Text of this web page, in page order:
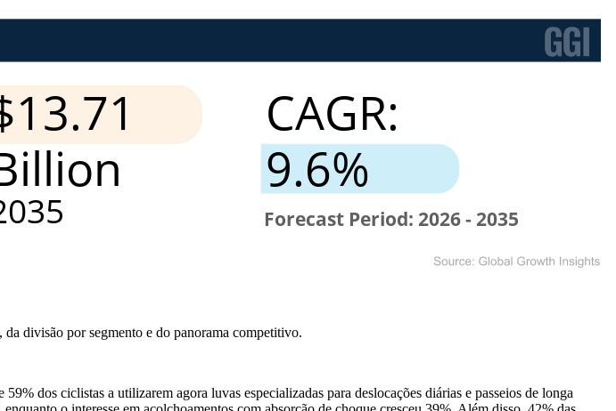
da divisão por segmento e do panorama competitivo.
dos ciclistas a utilizarem agora luvas especializadas para deslocações diárias e passeios de longa